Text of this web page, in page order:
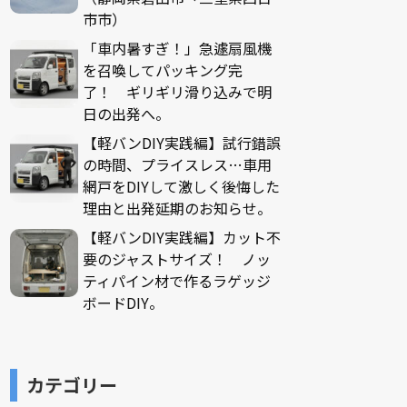
市市）
「車内暑すぎ！」急遽扇風機
を召喚してパッキング完
了！ ギリギリ滑り込みで明
日の出発へ。
【軽バンDIY実践編】試行錯誤
の時間、プライスレス…車用
網戸をDIYして激しく後悔した
理由と出発延期のお知らせ。
【軽バンDIY実践編】カット不
要のジャストサイズ！ ノッ
ティパイン材で作るラゲッジ
ボードDIY。
カテゴリー